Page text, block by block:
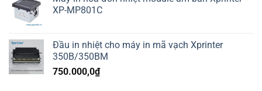
XP-MP801C
Đầu in nhiệt cho máy in mã vạch Xprinter
350B/350BM
750.000,0₫